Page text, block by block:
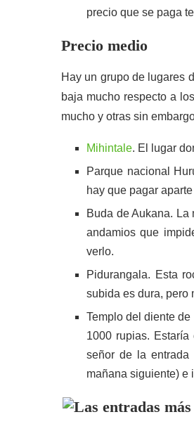
precio que se paga
Precio medio
Hay un grupo de lugares
baja mucho respecto a
mucho y otras sin
Mihintale. El lugar
Parque nacional
hay que pagar
Buda de Aukana.
andamios que
verlo.
Pidurangala. Esta
subida es dura, pero
Templo del diente
1000 rupias.
señor de la
mañana siguiente) e